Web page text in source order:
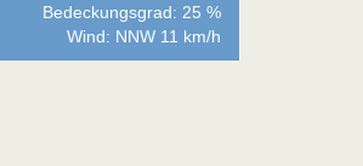
Bedeckungsgrad: 25 %
Wind: NNW 11 km/h